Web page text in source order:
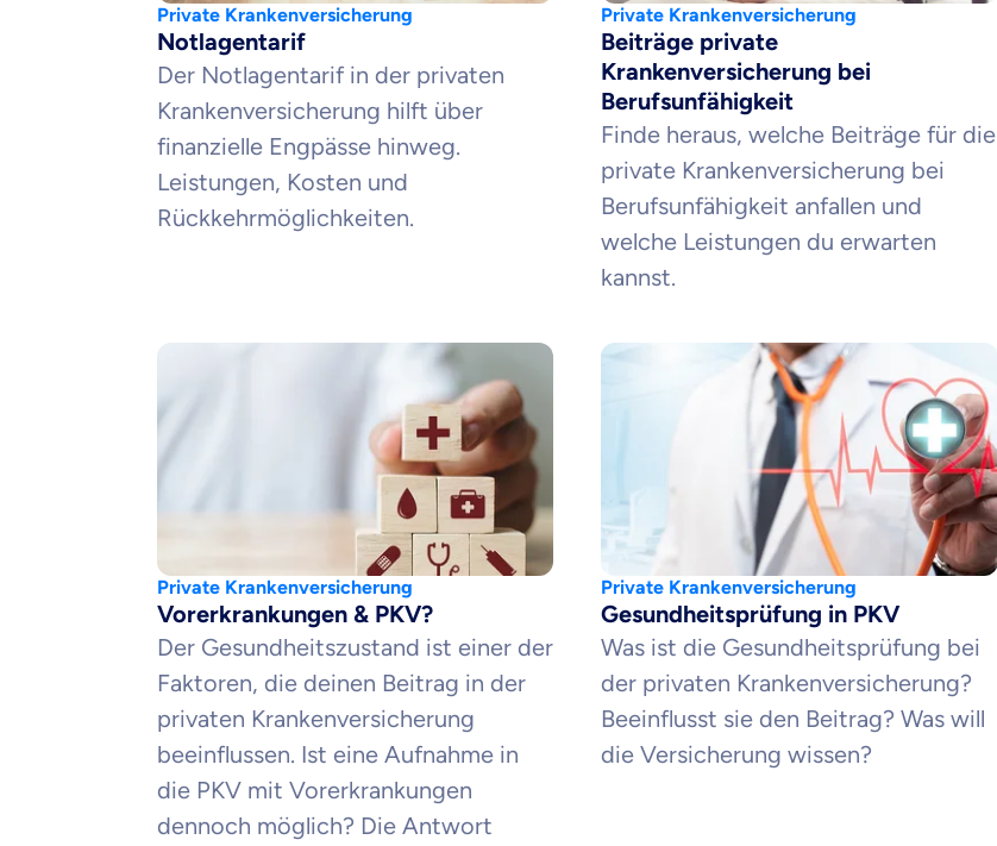
Private Krankenversicherung
Notlagentarif
Der Notlagentarif in der privaten
Krankenversicherung hilft über
finanzielle Engpässe hinweg.
Leistungen, Kosten und
Rückkehrmöglichkeiten.
Private Krankenversicherung
Beiträge private
Krankenversicherung bei
Berufsunfähigkeit
Finde heraus, welche Beiträge für die
private Krankenversicherung bei
Berufsunfähigkeit anfallen und
welche Leistungen du erwarten
kannst.
Private Krankenversicherung
Vorerkrankungen & PKV?
Der Gesundheitszustand ist einer der
Faktoren, die deinen Beitrag in der
privaten Krankenversicherung
beeinflussen. Ist eine Aufnahme in
die PKV mit Vorerkrankungen
dennoch möglich? Die Antwort
Private Krankenversicherung
Gesundheitsprüfung in PKV
Was ist die Gesundheitsprüfung bei
der privaten Krankenversicherung?
Beeinflusst sie den Beitrag? Was will
die Versicherung wissen?
Wir helfen dir dabei Unterschiede in Versicherungen zu verstehen
Wozu dürfen wir dich beraten?
Versicherungsprodukt wählen
Krankenvoll
Versicherung
Beamten
Versicherung
Zahnzusatz
Versicherung
Krankenhaus
Versicherung
Mit dem Abschicken meiner Daten erkläre ich meine